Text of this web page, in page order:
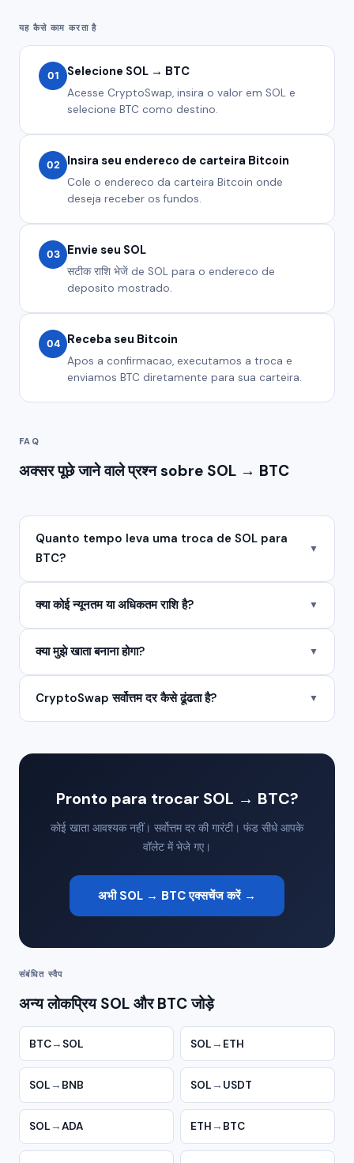
यह कैसे काम करता है
01 Selecione SOL → BTC
Acesse CryptoSwap, insira o valor em SOL e
selecione BTC como destino.
02 Insira seu endereco de carteira Bitcoin
Cole o endereco da carteira Bitcoin onde
deseja receber os fundos.
03 Envie seu SOL
सटीक राशि भेजें de SOL para o endereco de
deposito mostrado.
04 Receba seu Bitcoin
Apos a confirmacao, executamos a troca e
enviamos BTC diretamente para sua carteira.
FAQ
अक्सर पूछे जाने वाले प्रश्न sobre SOL → BTC
Quanto tempo leva uma troca de SOL para
BTC?
▼
क्या कोई न्यूनतम या अधिकतम राशि है? ▼
क्या मुझे खाता बनाना होगा? ▼
CryptoSwap सर्वोत्तम दर कैसे ढूंढता है? ▼
Pronto para trocar SOL → BTC?
कोई खाता आवश्यक नहीं। सर्वोत्तम दर की गारंटी। फंड सीधे आपके
वॉलेट में भेजे गए।
अभी SOL → BTC एक्सचेंज करें →
संबंधित स्वैप
अन्य लोकप्रिय SOL और BTC जोड़े
BTC→ SOL SOL → ETH
SOL → BNB SOL → USDT
SOL →ADA ETH → BTC